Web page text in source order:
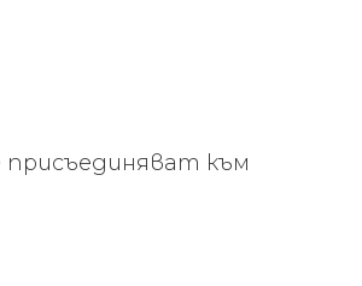
присъединяват към